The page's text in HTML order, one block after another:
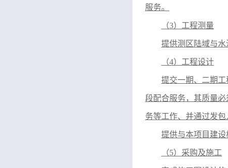
服务。
（3）工程测量
提供测区陆域与水
（4）工程设计
提交一期、二期
段配合服务，其质量
务等工作、并通过发包
提供与本项目建设
（5）采购及施工